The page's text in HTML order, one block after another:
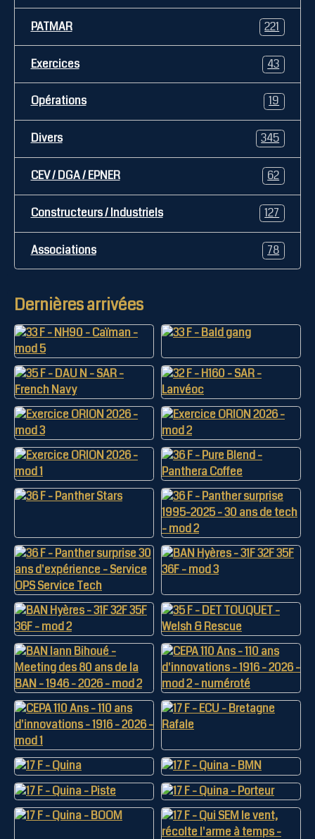
PATMAR 221
Exercices 43
Opérations 19
Divers 345
CEV / DGA / EPNER 62
Constructeurs / Industriels 127
Associations 78
Dernières arrivées